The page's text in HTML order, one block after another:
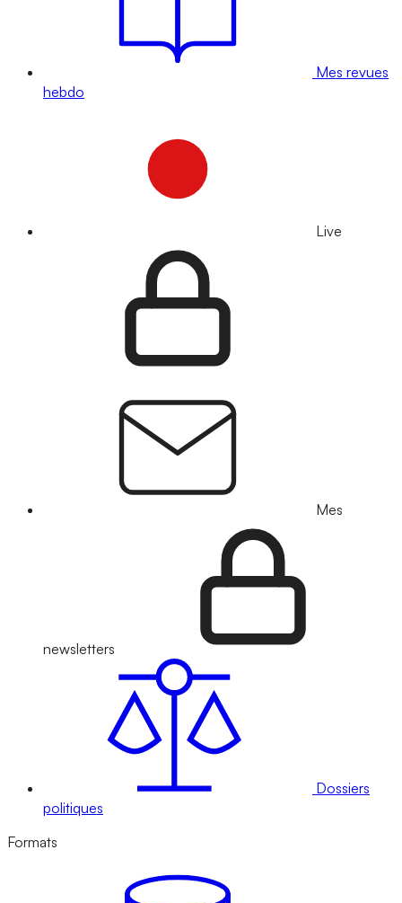
Mes revues
hebdo
Live
Mes
newsletters
Dossiers
politiques
Formats